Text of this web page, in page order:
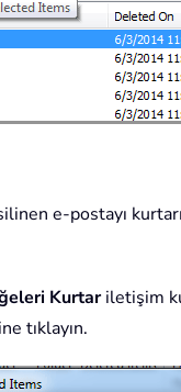
e-postayı
Kurtariletişim
tıklayın.